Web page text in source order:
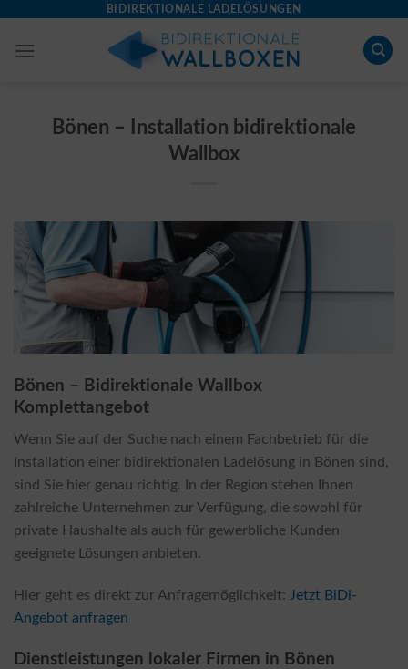
content
BIDIREKTIONALE LADELÖSUNGEN
Bönen – Installation bidirektionale
Wallbox
Bönen – Bidirektionale Wallbox
Komplettangebot
Wenn Sie auf der Suche nach einem Fachbetrieb für die
Installation einer bidirektionalen Ladelösung in Bönen sind,
sind Sie hier genau richtig. In der Region stehen Ihnen
zahlreiche Unternehmen zur Verfügung, die sowohl für
private Haushalte als auch für gewerbliche Kunden
geeignete Lösungen anbieten.
Hier geht es direkt zur Anfragemöglichkeit: Jetzt BiDi-
Angebot anfragen
Dienstleistungen lokaler Firmen in Bönen